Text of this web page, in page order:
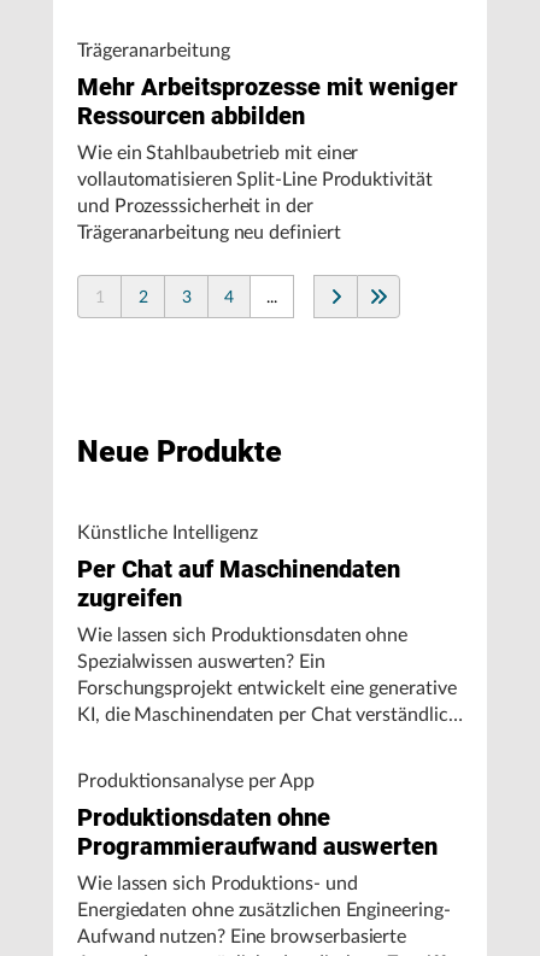
Trägeranarbeitung
Mehr Arbeitsprozesse mit weniger
Ressourcen abbilden
Wie ein Stahlbaubetrieb mit einer
vollautomatisieren Split-Line Produktivität
und Prozesssicherheit in der
Trägeranarbeitung neu definiert
1 2 3 4 ...
Neue Produkte
Künstliche Intelligenz
Per Chat auf Maschinendaten
zugreifen
Wie lassen sich Produktionsdaten ohne
Spezialwissen auswerten? Ein
Forschungsprojekt entwickelt eine generative
KI, die Maschinendaten per Chat verständlich
Produktionsanalyse per App
Produktionsdaten ohne
Programmieraufwand auswerten
Wie lassen sich Produktions- und
Energiedaten ohne zusätzlichen Engineering-
Aufwand nutzen? Eine browserbasierte